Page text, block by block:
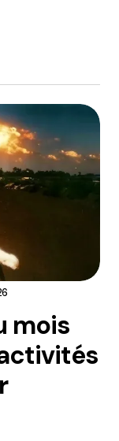
mois